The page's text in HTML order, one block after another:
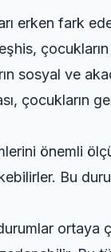
erken fark
sosyal ve
çocukların
önemli
Bu